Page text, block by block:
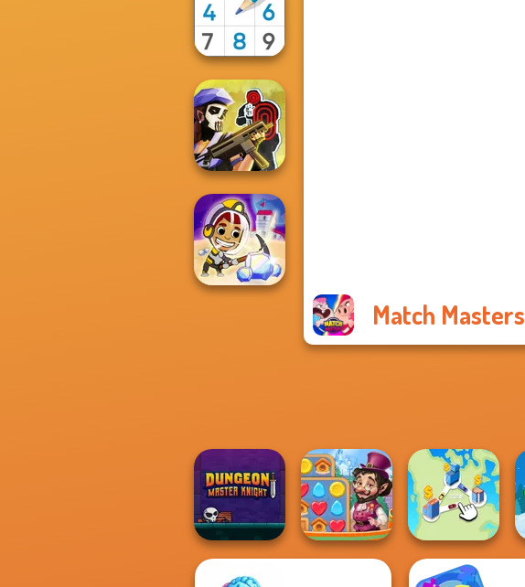
Match Masters
Sudoku Royal
Tom Clancy's
Shootout